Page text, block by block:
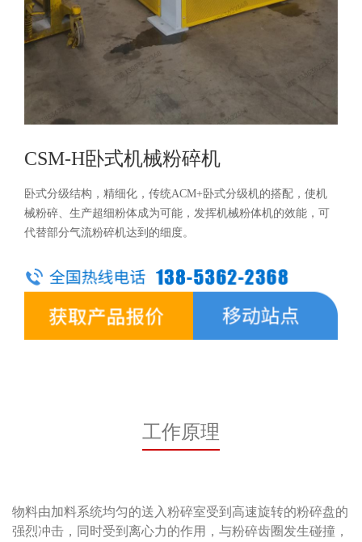
CSM-H卧式机械粉碎机
卧式分级结构，精细化，传统ACM+卧式分级机的搭配，使机
械粉碎、生产超细粉体成为可能，发挥机械粉体机的效能，可
代替部分气流粉碎机达到的细度。
工作原理
物料由加料系统均匀的送入粉碎室受到高速旋转的粉碎盘的
强烈冲击，同时受到离心力的作用，与粉碎齿圈发生碰撞，